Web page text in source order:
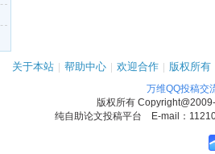
关于本站 | 帮助中心 | 欢迎合作 | 版权所有
万维QQ投稿交
版权所有
纯自助论文投稿平台 E-mail：